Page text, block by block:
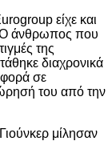
είχε και
Ο άνθρωπος που
της
διαχρονικά
σε
του από την
μίλησαν